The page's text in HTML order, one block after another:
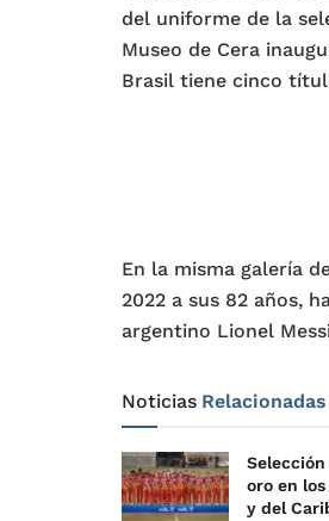
del uniforme de la
Museo de Cera
Brasil tiene cinco
En la misma galería
2022 a sus 82 años,
argentino Lionel
Noticias Relacionadas
oro en
y del